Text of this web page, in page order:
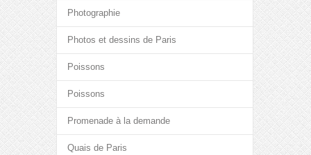
Photographie
Photos et dessins de Paris
Poissons
Poissons
Promenade à la demande
Quais de Paris